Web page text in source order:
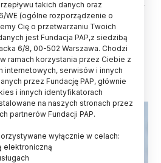
reformę
takich danych oraz
WE (ogólne rozporządzenie o
Cię o przetwarzaniu Twoich
jest Fundacja PAP,z siedzibą
6/8, 00-502 Warszawa. Chodzi
ramach korzystania przez Ciebie z
internetowych, serwisów i innych
przez Fundację PAP, głównie
i innych identyfikatorach
na naszych stronach przez
partnerów Fundacji PAP.
wyłącznie w celach:
elektroniczną